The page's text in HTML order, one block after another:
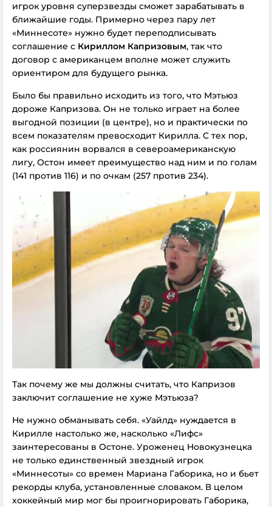
игрок уровня суперзвезды сможет зарабатывать в
ближайшие годы. Примерно через пару лет
«Миннесоте» нужно будет переподписывать
соглашение с Кириллом Капризовым, так что
договор с американцем вполне может служить
ориентиром для будущего рынка.
Было бы правильно исходить из того, что Мэтьюз
дороже Капризова. Он не только играет на более
выгодной позиции (в центре), но и практически по
всем показателям превосходит Кирилла. С тех пор,
как россиянин ворвался в североамериканскую
лигу, Остон имеет преимущество над ним и по голам
(141 против 116) и по очкам (257 против 234).
Так почему же мы должны считать, что Капризов
заключит соглашение не хуже Мэтьюза?
Не нужно обманывать себя. «Уайлд» нуждается в
Кирилле настолько же, насколько «Лифс»
заинтересованы в Остоне. Уроженец Новокузнецка
не только единственный звездный игрок
«Миннесоты» со времен Мариана Габорика, но и бьет
рекорды клуба, установленные словаком. В целом
хоккейный мир мог бы проигнорировать Габорика,